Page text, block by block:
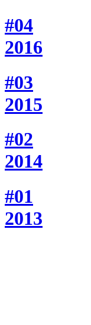
#04
2016
#03
2015
#02
2014
#01
2013